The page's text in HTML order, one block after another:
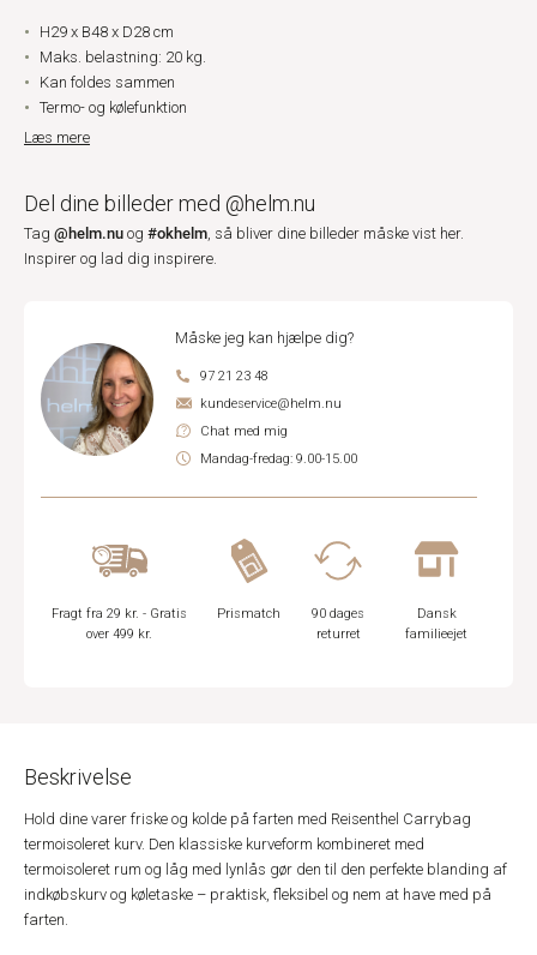
H29 x B48 x D28 cm
Maks. belastning: 20 kg.
Kan foldes sammen
Termo- og kølefunktion
Læs mere
Del dine billeder med @helm.nu
Tag @helm.nu og #okhelm, så bliver dine billeder måske vist her.
Inspirer og lad dig inspirere.
Måske jeg kan hjælpe dig?
97 21 23 48
kundeservice@helm.nu
Chat med mig
Mandag-fredag: 9.00-15.00
Fragt fra 29 kr. - Gratis
over 499 kr.
Prismatch
90 dages
returret
Dansk
familieejet
Beskrivelse
Hold dine varer friske og kolde på farten med Reisenthel Carrybag
termoisoleret kurv. Den klassiske kurveform kombineret med
termoisoleret rum og låg med lynlås gør den til den perfekte blanding af
indkøbskurv og køletaske – praktisk, fleksibel og nem at have med på
farten.